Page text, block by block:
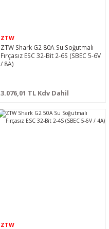
ZTW
ZTW Shark G2 80A Su Soğutmalı
Fırçasız ESC 32-Bit 2-6S (SBEC 5-6V
/ 8A)
3.076,01 TL Kdv Dahil
ZTW